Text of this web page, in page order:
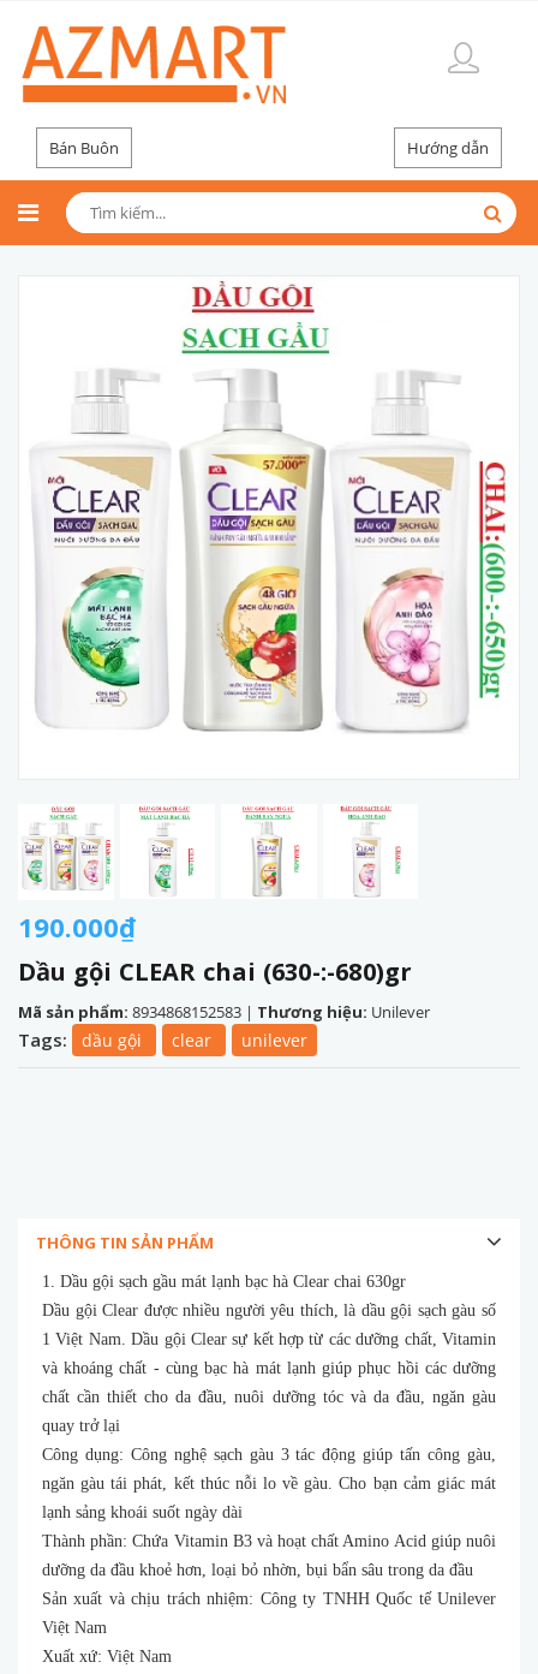
Bán Buôn Hướng dẫn
190.000₫
Dầu gội CLEAR chai (630-:-680)gr
Mã sản phẩm: 8934868152583 | Thương hiệu: Unilever
Tags: dầu gội clear unilever
THÔNG TIN SẢN PHẨM
1. Dầu gội sạch gầu mát lạnh bạc hà Clear chai 630gr
Dầu gội Clear được nhiều người yêu thích, là dầu gội sạch gàu số
1 Việt Nam. Dầu gội Clear sự kết hợp từ các dưỡng chất, Vitamin
và khoáng chất - cùng bạc hà mát lạnh giúp phục hồi các dưỡng
chất cần thiết cho da đầu, nuôi dưỡng tóc và da đầu, ngăn gàu
quay trở lại
Công dụng: Công nghệ sạch gàu 3 tác động giúp tấn công gàu,
ngăn gàu tái phát, kết thúc nỗi lo về gàu. Cho bạn cảm giác mát
lạnh sảng khoái suốt ngày dài
Thành phần: Chứa Vitamin B3 và hoạt chất Amino Acid giúp nuôi
dưỡng da đầu khoẻ hơn, loại bỏ nhờn, bụi bẩn sâu trong da đầu
Sản xuất và chịu trách nhiệm: Công ty TNHH Quốc tế Unilever
Việt Nam
Xuất xứ: Việt Nam